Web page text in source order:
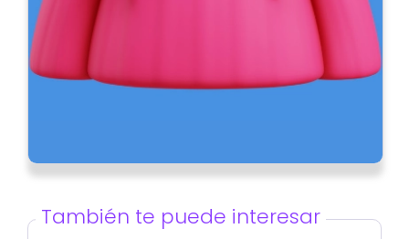
También te puede interesar